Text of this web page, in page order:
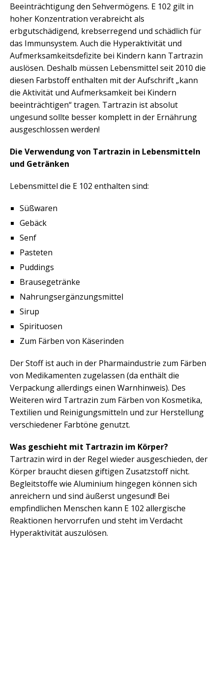
Beeinträchtigung den Sehvermögens. E 102 gilt in
hoher Konzentration verabreicht als
erbgutschädigend, krebserregend und schädlich für
das Immunsystem. Auch die Hyperaktivität und
Aufmerksamkeitsdefizite bei Kindern kann Tartrazin
auslösen. Deshalb müssen Lebensmittel seit 2010 die
diesen Farbstoff enthalten mit der Aufschrift „kann
die Aktivität und Aufmerksamkeit bei Kindern
beeinträchtigen“ tragen. Tartrazin ist absolut
ungesund sollte besser komplett in der Ernährung
ausgeschlossen werden!
Die Verwendung von Tartrazin in Lebensmitteln
und Getränken
Lebensmittel die E 102 enthalten sind:
Süßwaren
Gebäck
Senf
Pasteten
Puddings
Brausegetränke
Nahrungsergänzungsmittel
Sirup
Spirituosen
Zum Färben von Käserinden
Der Stoff ist auch in der Pharmaindustrie zum Färben
von Medikamenten zugelassen (da enthält die
Verpackung allerdings einen Warnhinweis). Des
Weiteren wird Tartrazin zum Färben von Kosmetika,
Textilien und Reinigungsmitteln und zur Herstellung
verschiedener Farbtöne genutzt.
Was geschieht mit Tartrazin im Körper?
Tartrazin wird in der Regel wieder ausgeschieden, der
Körper braucht diesen giftigen Zusatzstoff nicht.
Begleitstoffe wie Aluminium hingegen können sich
anreichern und sind äußerst ungesund! Bei
empfindlichen Menschen kann E 102 allergische
Reaktionen hervorrufen und steht im Verdacht
Hyperaktivität auszulösen.